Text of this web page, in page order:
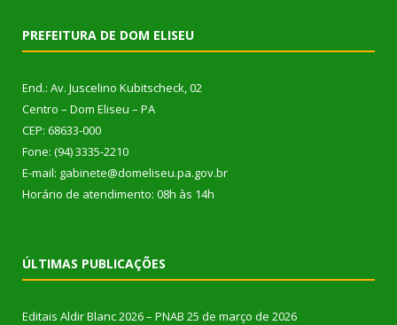
PREFEITURA DE DOM ELISEU
End.: Av. Juscelino Kubitscheck, 02
Centro – Dom Eliseu – PA
CEP: 68633-000
Fone: (94) 3335-2210
E-mail: gabinete@domeliseu.pa.gov.br
Horário de atendimento: 08h às 14h
ÚLTIMAS PUBLICAÇÕES
Editais Aldir Blanc 2026 – PNAB 25 de março de 2026